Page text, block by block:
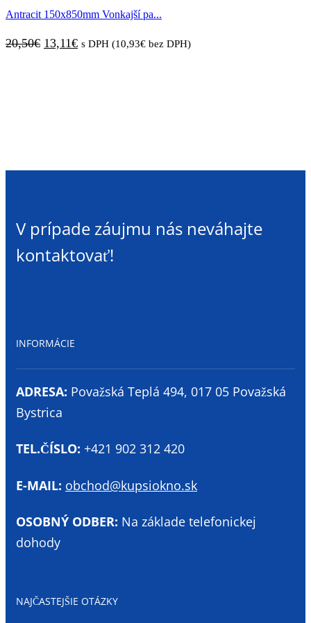
15,34€.10,08€.
Antracit 150x850mm Vonkajší pa...
20,50€ Pôvodná
13,11€Aktuálna
s DPH (10,93€ bez DPH)
V prípade záujmu nás neváhajte
kontaktovať!
INFORMÁCIE
ADRESA: Považská Teplá 494, 017 05 Považská
Bystrica
TEL.ČÍSLO: +421 902 312 420
E-MAIL: obchod@kupsiokno.sk
OSOBNÝ ODBER: Na základe telefonickej
dohody
NAJČASTEJŠIE OTÁZKY